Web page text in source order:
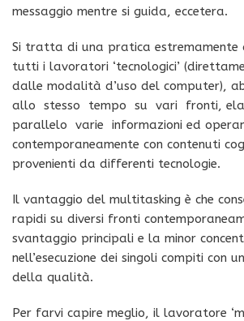
messaggio mentre si guida, eccetera.
Si tratta di una pratica estremamente
tutti i lavoratori ‘tecnologici’
dalle modalità d’uso del computer),
allo stesso tempo su vari fronti,
parallelo varie informazioni ed
contemporaneamente con contenuti
provenienti da differenti tecnologie.
Il vantaggio del multitasking è che
rapidi su diversi fronti
svantaggio principali e la minor
nell’esecuzione dei singoli compiti con
della qualità.
Per farvi capire meglio, il lavoratore